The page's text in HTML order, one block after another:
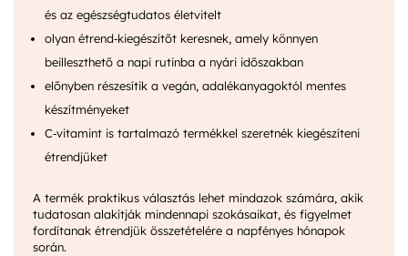
és az egészségtudatos életvitelt
olyan étrend‑kiegészítőt keresnek, amely könnyen
beilleszthető a napi rutinba a nyári időszakban
előnyben részesítik a vegán, adalékanyagoktól mentes
készítményeket
C‑vitamint is tartalmazó termékkel szeretnék kiegészíteni
étrendjüket
A termék praktikus választás lehet mindazok számára, akik
tudatosan alakítják mindennapi szokásaikat, és figyelmet
fordítanak étrendjük összetételére a napfényes hónapok
során.